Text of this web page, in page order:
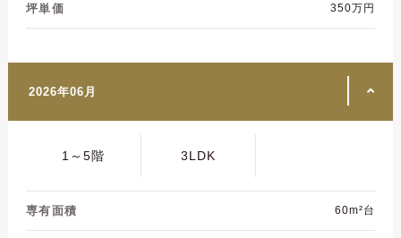
坪単価 350万円
2026年06月
1～5階 3LDK
専有面積 60m²台